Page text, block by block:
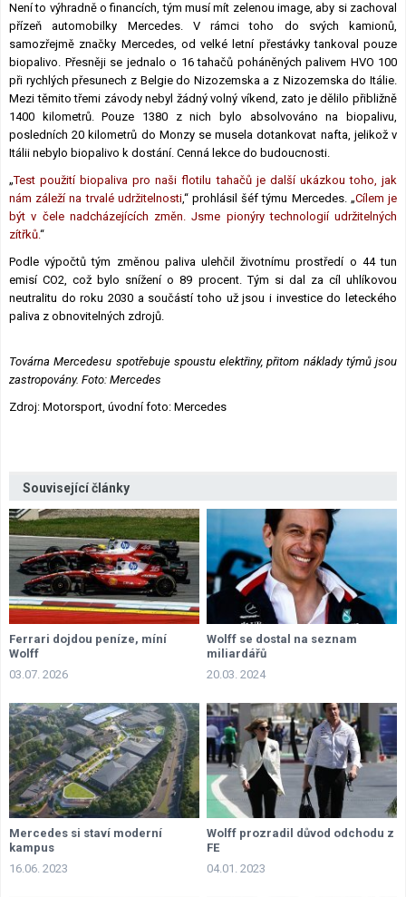
Není to výhradně o financích, tým musí mít zelenou image, aby si zachoval
přízeň automobilky Mercedes. V rámci toho do svých kamionů,
samozřejmě značky Mercedes, od velké letní přestávky tankoval pouze
biopalivo. Přesněji se jednalo o 16 tahačů poháněných palivem HVO 100
při rychlých přesunech z Belgie do Nizozemska a z Nizozemska do Itálie.
Mezi těmito třemi závody nebyl žádný volný víkend, zato je dělilo přibližně
1400 kilometrů. Pouze 1380 z nich bylo absolvováno na biopalivu,
posledních 20 kilometrů do Monzy se musela dotankovat nafta, jelikož v
Itálii nebylo biopalivo k dostání. Cenná lekce do budoucnosti.
„Test použití biopaliva pro naši flotilu tahačů je další ukázkou toho, jak
nám záleží na trvalé udržitelnosti,“ prohlásil šéf týmu Mercedes. „Cílem je
být v čele nadcházejících změn. Jsme pionýry technologií udržitelných
zítřků.“
Podle výpočtů tým změnou paliva ulehčil životnímu prostředí o 44 tun
emisí CO2, což bylo snížení o 89 procent. Tým si dal za cíl uhlíkovou
neutralitu do roku 2030 a součástí toho už jsou i investice do leteckého
paliva z obnovitelných zdrojů.
Továrna Mercedesu spotřebuje spoustu elektřiny, přitom náklady týmů jsou
zastropovány. Foto: Mercedes
Zdroj: Motorsport, úvodní foto: Mercedes
Související články
Ferrari dojdou peníze, míní
Wolff
03.07. 2026
Wolff se dostal na seznam
miliardářů
20.03. 2024
Mercedes si staví moderní
kampus
16.06. 2023
Wolff prozradil důvod odchodu z
FE
04.01. 2023